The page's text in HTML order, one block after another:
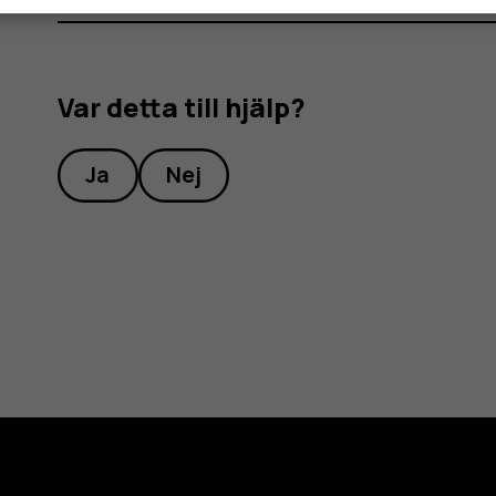
Var detta till hjälp?
Ja Nej